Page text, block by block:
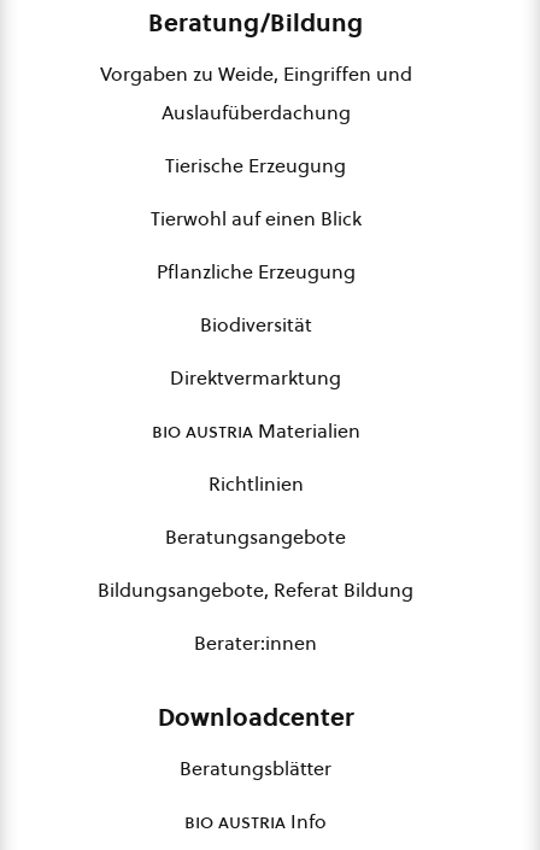
Beratung/Bildung
Vorgaben zu Weide, Eingriffen und
Auslaufüberdachung
Tierische Erzeugung
Tierwohl auf einen Blick
Pflanzliche Erzeugung
Biodiversität
Direktvermarktung
bio austriaMaterialien
Richtlinien
Beratungsangebote
Bildungsangebote, Referat Bildung
Berater:innen
Downloadcenter
Beratungsblätter
bio austria Info